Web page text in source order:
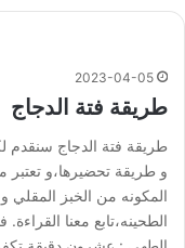
2023-04-05
طريقة فتة الدجاج
طريقة فتة الدجاج سنقدم
و طريقة تحضيرها،و تعتبر
المكونه من الخبز المقلي
الطحينه،تابع معنا